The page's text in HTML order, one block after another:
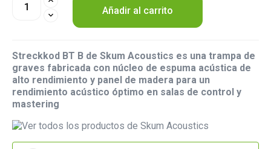
Añadir al carrito
Streckkod BT B de Skum Acoustics es una trampa de
graves fabricada con núcleo de espuma acústica de
alto rendimiento y panel de madera para un
rendimiento acústico óptimo en salas de control y
mastering